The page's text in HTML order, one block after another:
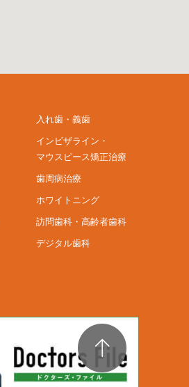
入れ歯・義歯
インビザライン・
マウスピース矯正治療
歯周病治療
ホワイトニング
訪問歯科・高齢者歯科
デジタル歯科